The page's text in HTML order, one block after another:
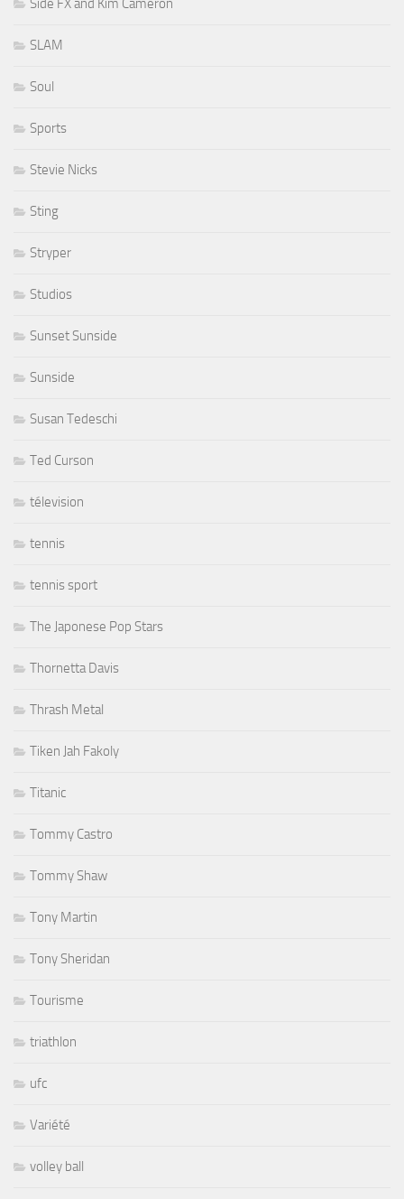
Side FX and Kim Cameron
SLAM
Soul
Sports
Stevie Nicks
Sting
Stryper
Studios
Sunset Sunside
Sunside
Susan Tedeschi
Ted Curson
télevision
tennis
tennis sport
The Japonese Pop Stars
Thornetta Davis
Thrash Metal
Tiken Jah Fakoly
Titanic
Tommy Castro
Tommy Shaw
Tony Martin
Tony Sheridan
Tourisme
triathlon
ufc
Variété
volley ball